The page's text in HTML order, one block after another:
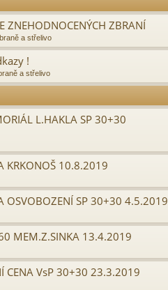
ZNEHODNOCENÝCH ZBRANÍ
a střelivo
!
a střelivo
L.HAKLA SP 30+30
KRKONOŠ 10.8.2019
OSVOBOZENÍ SP 30+30 4.5.2019
MEM.Z.SINKA 13.4.2019
CENA VsP 30+30 23.3.2019